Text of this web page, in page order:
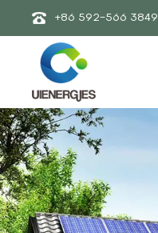
+86 592-566 3849